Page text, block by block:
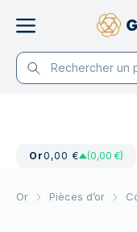
Or0,00 € (0,00 €)
Or Pièces d’or